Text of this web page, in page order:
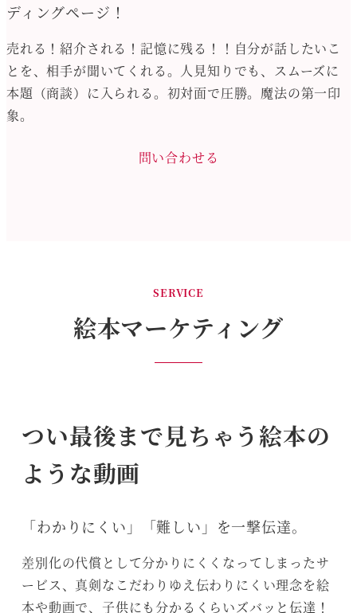
ディングページ！
売れる！紹介される！記憶に残る！！自分が話したいこ
とを、相手が聞いてくれる。人見知りでも、スムーズに
本題（商談）に入られる。初対面で圧勝。魔法の第一印
象。
問い合わせる
SERVICE
絵本マーケティング
つい最後まで見ちゃう絵本の
ような動画
「わかりにくい」「難しい」を一撃伝達。
差別化の代償として分かりにくくなってしまったサ
ービス、真剣なこだわりゆえ伝わりにくい理念を絵
本や動画で、子供にも分かるくらいズバッと伝達！